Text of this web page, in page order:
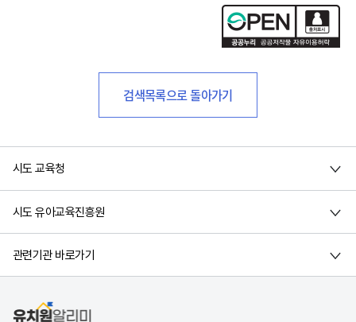
검색목록으로 돌아가기
시도 교육청
시도 유아교육진흥원
관련기관 바로가기
유치원알리미